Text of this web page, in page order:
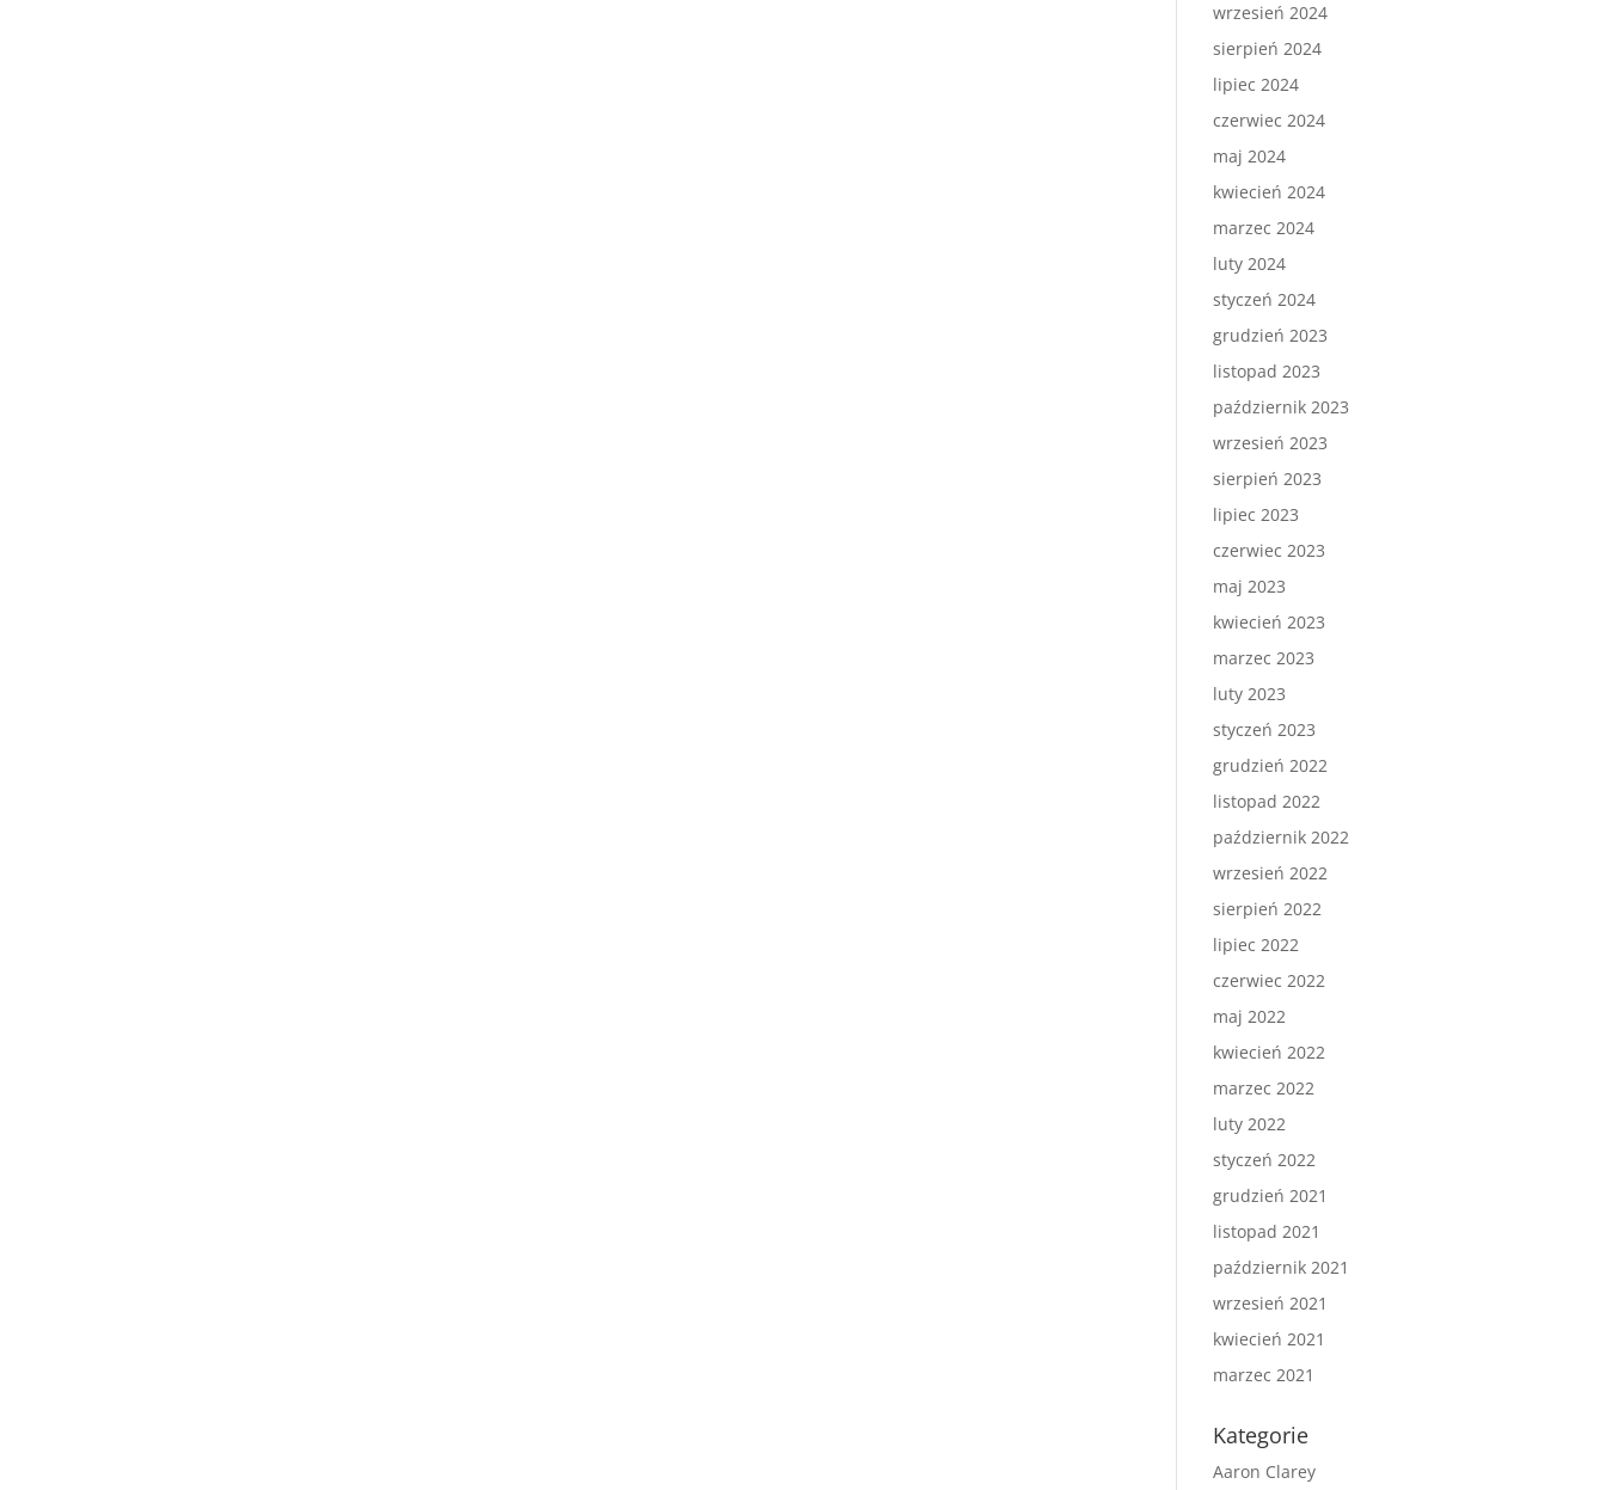
wrzesień 2024
sierpień 2024
lipiec 2024
czerwiec 2024
maj 2024
kwiecień 2024
marzec 2024
luty 2024
styczeń 2024
grudzień 2023
listopad 2023
październik 2023
wrzesień 2023
sierpień 2023
lipiec 2023
czerwiec 2023
maj 2023
kwiecień 2023
marzec 2023
luty 2023
styczeń 2023
grudzień 2022
listopad 2022
październik 2022
wrzesień 2022
sierpień 2022
lipiec 2022
czerwiec 2022
maj 2022
kwiecień 2022
marzec 2022
luty 2022
styczeń 2022
grudzień 2021
listopad 2021
październik 2021
wrzesień 2021
kwiecień 2021
marzec 2021
Kategorie
Aaron Clarey